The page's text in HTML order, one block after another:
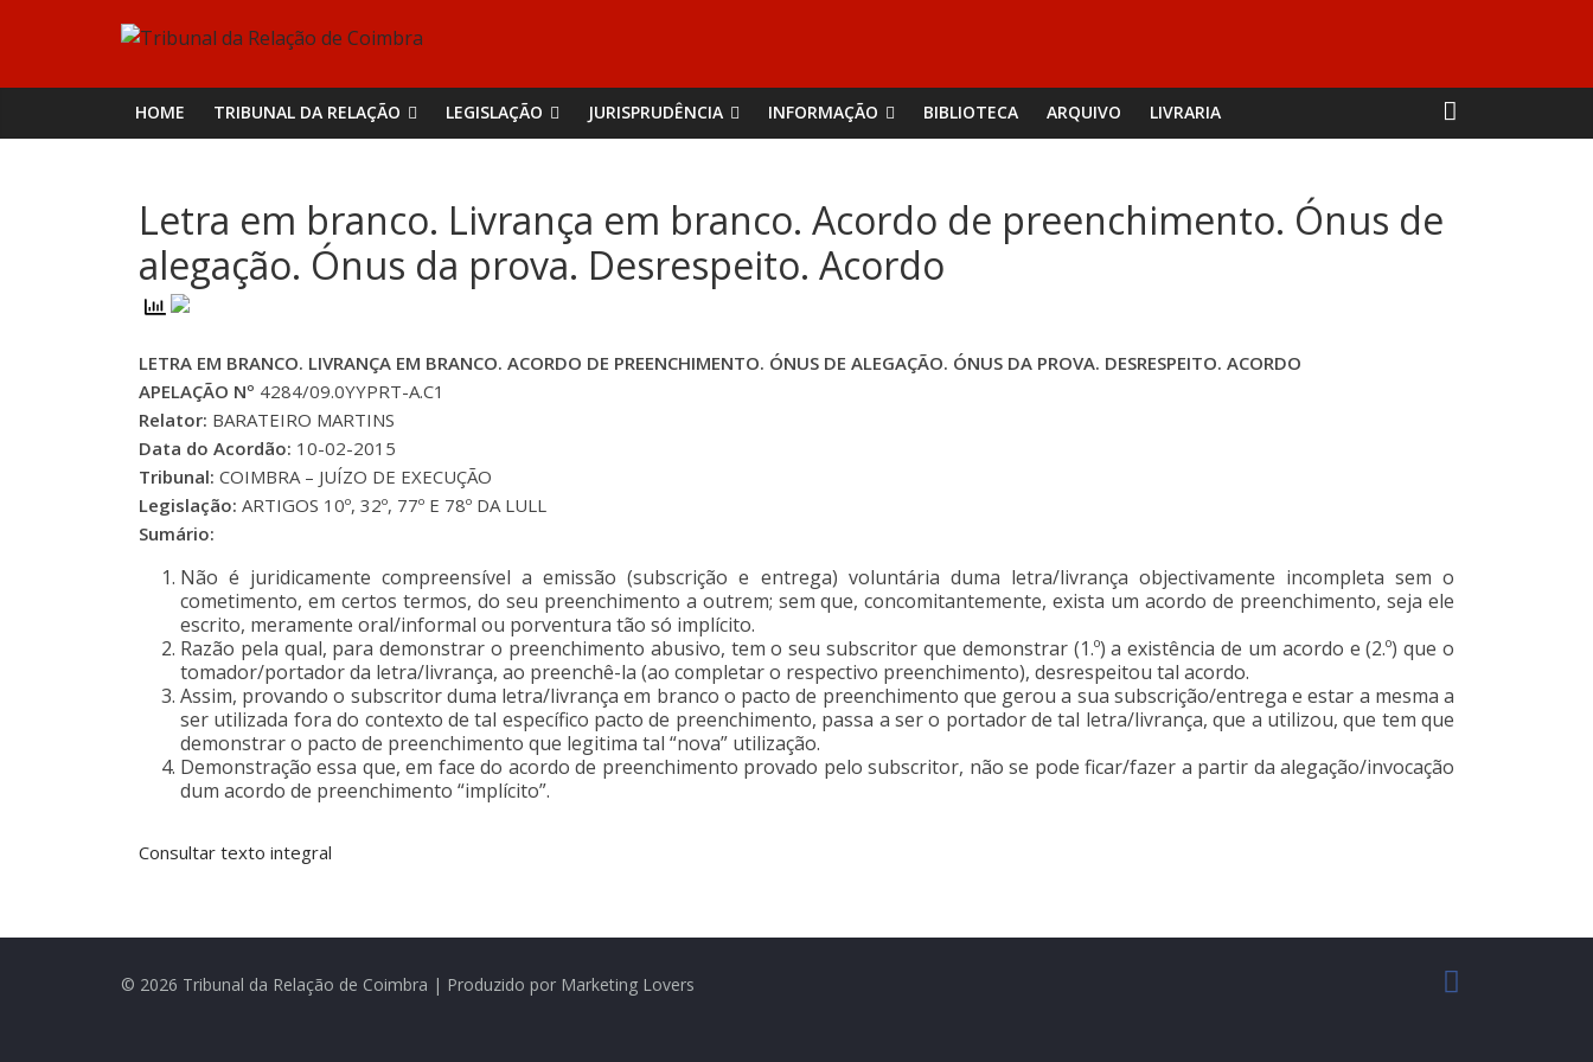
Tribunal
da
Relação
de
Coimbra
HOME TRIBUNAL DA RELAÇÃO LEGISLAÇÃO JURISPRUDÊNCIA INFORMAÇÃO BIBLIOTECA ARQUIVO LIVRARIA
Letra em branco. Livrança em branco. Acordo de preenchimento. Ónus de
alegação. Ónus da prova. Desrespeito. Acordo
LETRA EM BRANCO. LIVRANÇA EM BRANCO. ACORDO DE PREENCHIMENTO. ÓNUS DE ALEGAÇÃO. ÓNUS DA PROVA. DESRESPEITO. ACORDO
APELAÇÃO Nº 4284/09.0YYPRT-A.C1
Relator: BARATEIRO MARTINS
Data do Acordão: 10-02-2015
Tribunal: COIMBRA – JUÍZO DE EXECUÇÃO
Legislação: ARTIGOS 10º, 32º, 77º E 78º DA LULL
Sumário:
Não é juridicamente compreensível a emissão (subscrição e entrega) voluntária duma letra/livrança objectivamente incompleta sem o
cometimento, em certos termos, do seu preenchimento a outrem; sem que, concomitantemente, exista um acordo de preenchimento, seja ele
escrito, meramente oral/informal ou porventura tão só implícito.
Razão pela qual, para demonstrar o preenchimento abusivo, tem o seu subscritor que demonstrar (1.º) a existência de um acordo e (2.º) que o
tomador/portador da letra/livrança, ao preenchê-la (ao completar o respectivo preenchimento), desrespeitou tal acordo.
Assim, provando o subscritor duma letra/livrança em branco o pacto de preenchimento que gerou a sua subscrição/entrega e estar a mesma a
ser utilizada fora do contexto de tal específico pacto de preenchimento, passa a ser o portador de tal letra/livrança, que a utilizou, que tem que
demonstrar o pacto de preenchimento que legitima tal “nova” utilização.
Demonstração essa que, em face do acordo de preenchimento provado pelo subscritor, não se pode ficar/fazer a partir da alegação/invocação
dum acordo de preenchimento “implícito”.
Consultar texto integral
© 2026 Tribunal da Relação de Coimbra | Produzido por Marketing Lovers